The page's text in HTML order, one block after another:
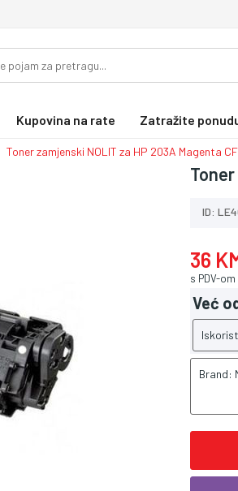
Kupovina na rate Zatražite
Toner zamjenski NOLIT za HP 203A Magenta
ID:
36
s PDV-om
Već
Brand: